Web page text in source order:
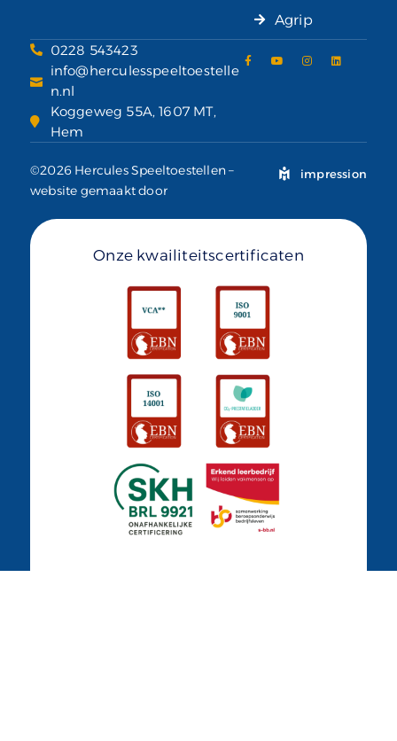
Agrip
0228 543423
info@herculesspeeltoestelle
n.nl
Koggeweg 55A, 1607 MT,
Hem
©2026 Hercules Speeltoestellen –
website gemaakt door
impression
Onze kwailiteitscertificaten